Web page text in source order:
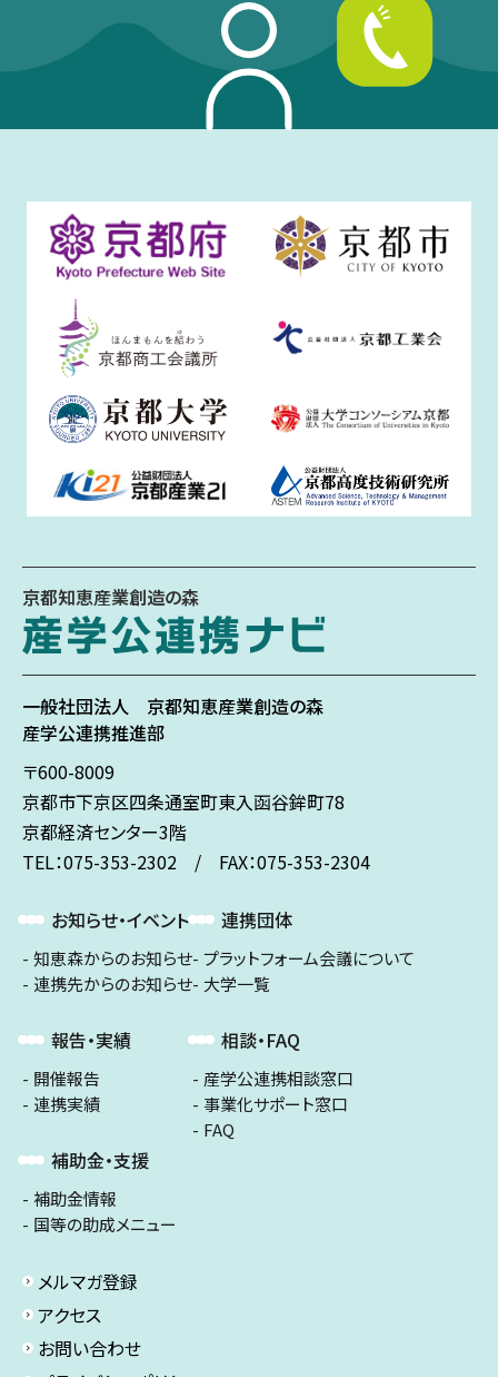
京都知恵産業創造の森
一般社団法人 京都知恵産業創造の森
産学公連携推進部
〒600-8009
京都市下京区四条通室町東入函谷鉾町78
京都経済センター3階
TEL：075-353-2302 / FAX：075-353-2304
お知らせ・イベント
知恵森からのお知らせ
連携先からのお知らせ
報告・実績
開催報告
連携実績
補助金・支援
補助金情報
国等の助成メニュー
連携団体
プラットフォーム会議について
大学一覧
相談・FAQ
産学公連携相談窓口
事業化サポート窓口
FAQ
メルマガ登録
アクセス
お問い合わせ